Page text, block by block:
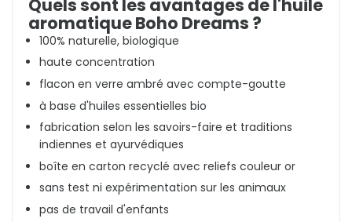
Quels sont les avantages de l'huile
aromatique Boho Dreams ?
100% naturelle, biologique
haute concentration
flacon en verre ambré avec compte-goutte
à base d'huiles essentielles bio
fabrication selon les savoirs-faire et traditions
indiennes et ayurvédiques
boîte en carton recyclé avec reliefs couleur or
sans test ni expérimentation sur les animaux
pas de travail d'enfants